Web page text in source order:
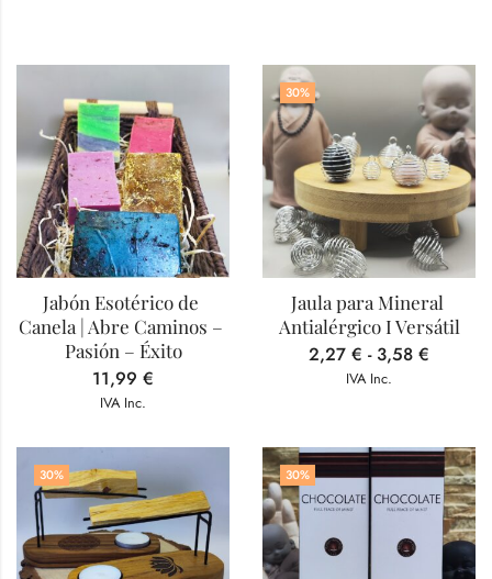
Jabón Esotérico de
Canela | Abre Caminos –
Pasión – Éxito
11,99 €
IVA Inc.
30%
Jaula para Mineral
Antialérgico I Versátil
2,27 € - 3,58 €
IVA Inc.
30% 30%